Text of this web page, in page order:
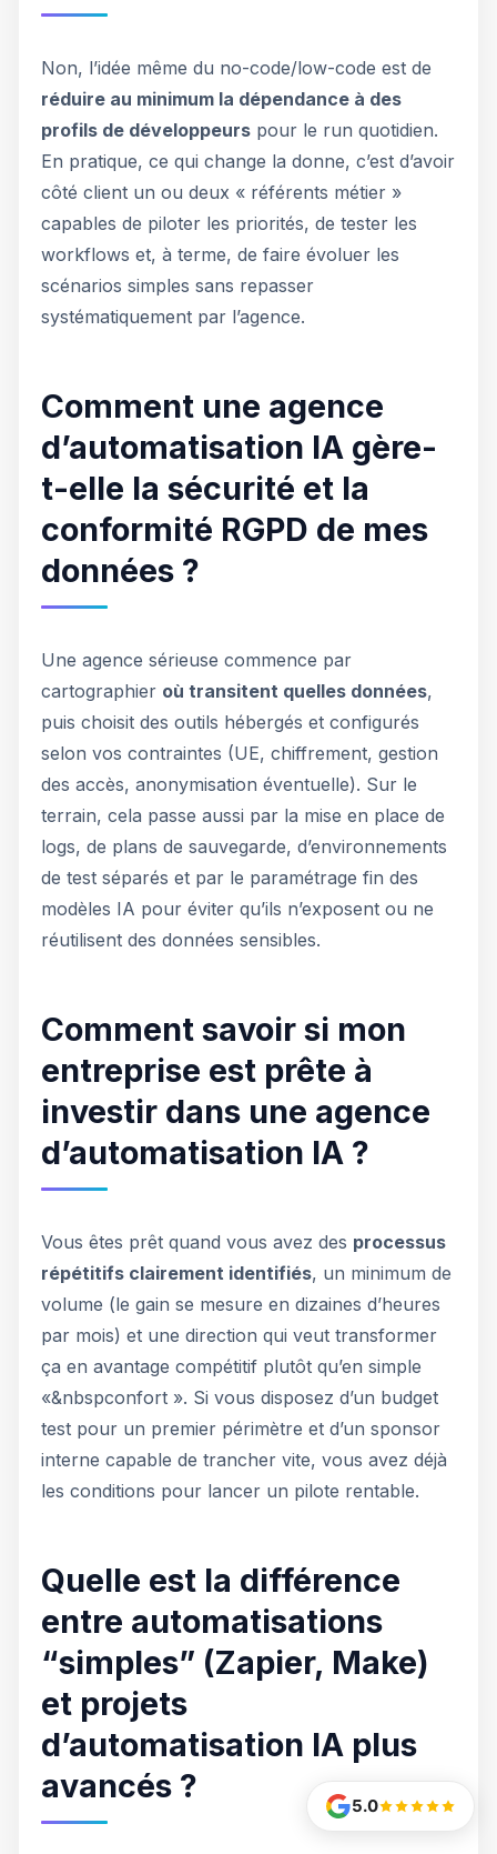
Non, l’idée même du no-code/low-code est de
réduire au minimum la dépendance à des
profils de développeurs pour le run quotidien.
En pratique, ce qui change la donne, c’est d’avoir
côté client un ou deux « référents métier »
capables de piloter les priorités, de tester les
workflows et, à terme, de faire évoluer les
scénarios simples sans repasser
systématiquement par l’agence.
Comment une agence
d’automatisation IA gère-
t-elle la sécurité et la
conformité RGPD de mes
données ?
Une agence sérieuse commence par
cartographier où transitent quelles données,
puis choisit des outils hébergés et configurés
selon vos contraintes (UE, chiffrement, gestion
des accès, anonymisation éventuelle). Sur le
terrain, cela passe aussi par la mise en place de
logs, de plans de sauvegarde, d’environnements
de test séparés et par le paramétrage fin des
modèles IA pour éviter qu’ils n’exposent ou ne
réutilisent des données sensibles.
Comment savoir si mon
entreprise est prête à
investir dans une agence
d’automatisation IA ?
Vous êtes prêt quand vous avez des processus
répétitifs clairement identifiés, un minimum de
volume (le gain se mesure en dizaines d’heures
par mois) et une direction qui veut transformer
ça en avantage compétitif plutôt qu’en simple
«&nbspconfort ». Si vous disposez d’un budget
test pour un premier périmètre et d’un sponsor
interne capable de trancher vite, vous avez déjà
les conditions pour lancer un pilote rentable.
Quelle est la différence
entre automatisations
“simples” (Zapier, Make)
et projets
d’automatisation IA plus
avancés ?
5.0